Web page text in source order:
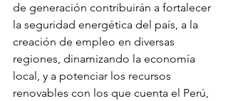
de generación contribuirán a fortalecer
la seguridad energética del país, a la
creación de empleo en diversas
regiones, dinamizando la economía
local, y a potenciar los recursos
renovables con los que cuenta el Perú,